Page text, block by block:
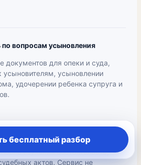
вопросам усыновления
документов для опеки и суда,
усыновителям, усыновлении
удочерении ребенка супруга и
носит общий справочный
результата. Правовая
изучения обстоятельств,
актов. Сервис не
бесплатный разбор